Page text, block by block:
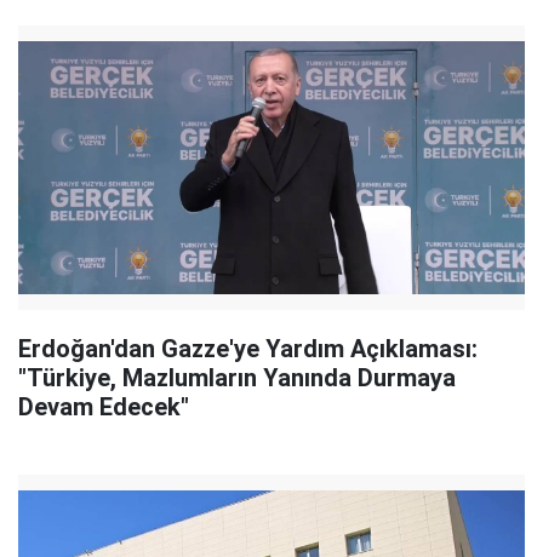
Erdoğan'dan Gazze'ye Yardım Açıklaması:
"Türkiye, Mazlumların Yanında Durmaya
Devam Edecek"